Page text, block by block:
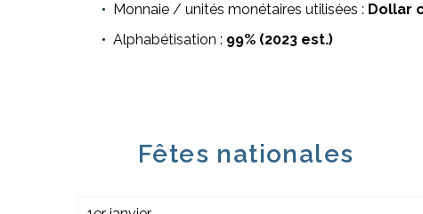
Monnaie / unités monétaires utilisées : Dollar
Alphabétisation : 99% (2023 est.)
Fêtes nationales